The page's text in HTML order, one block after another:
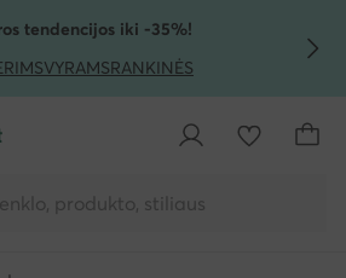
TURINIO
tendencijos iki -35%!
VYRAMSRANKINĖS
produkto, stiliaus